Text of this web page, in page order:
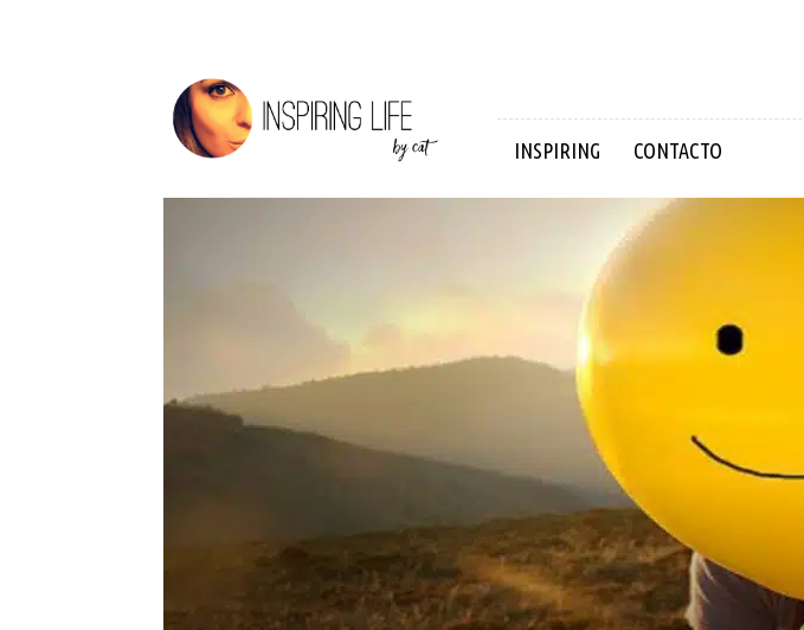
Inspiring
Life
INSPIRING CONTACTO